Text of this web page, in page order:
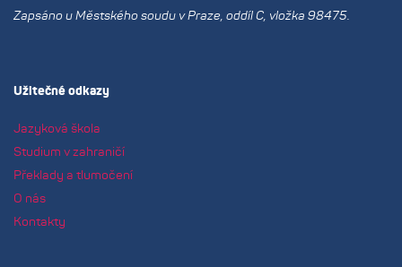
Zapsáno u Městského soudu v Praze, oddíl C, vložka 98475.
Užitečné odkazy
Jazyková škola
Studium v zahraničí
Překlady a tlumočení
O nás
Kontakty